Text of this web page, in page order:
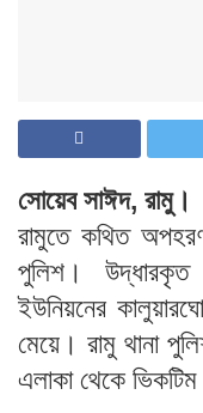
সোয়েব সাঈদ, রামু।
রামুতে কথিত
পুলিশ। উদ্ধারকৃত
ইউনিয়নের
মেয়ে। রামু থানা
এলাকা থেকে